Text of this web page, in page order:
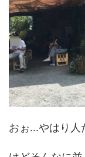
おぉ...やはり人